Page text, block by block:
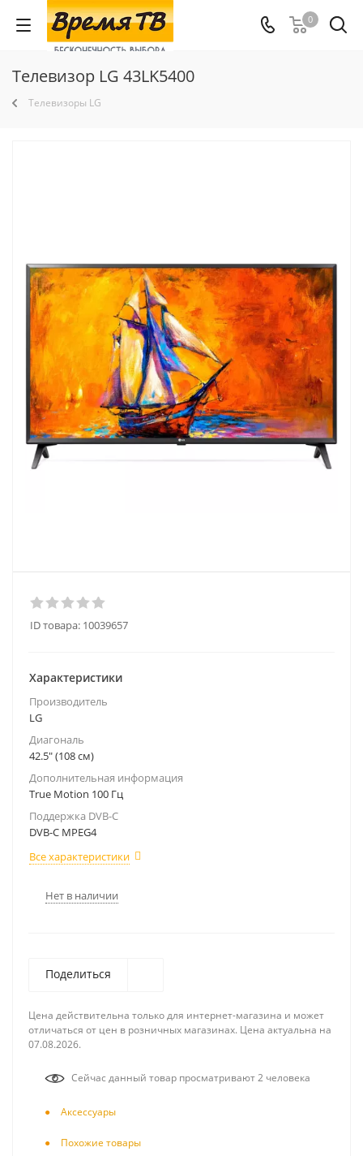
0
Телевизор LG 43LK5400
Телевизоры LG
ID товара: 10039657
Характеристики
Производитель
LG
Диагональ
42.5" (108 см)
Дополнительная информация
True Motion 100 Гц
Поддержка DVB-C
DVB-C MPEG4
Все характеристики
Нет в наличии
Поделиться
Цена действительна только для интернет-магазина и может
отличаться от цен в розничных магазинах. Цена актуальна на
07.08.2026.
Сейчас данный товар просматривают 2 человека
Аксесcуары
Похожие товары